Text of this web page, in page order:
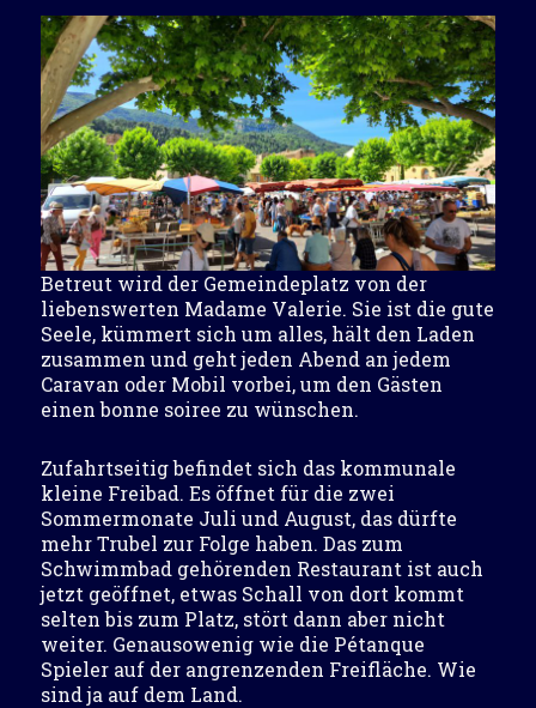
Betreut wird der Gemeindeplatz von der
liebenswerten Madame Valerie. Sie ist die gute
Seele, kümmert sich um alles, hält den Laden
zusammen und geht jeden Abend an jedem
Caravan oder Mobil vorbei, um den Gästen
einen bonne soiree zu wünschen.
Zufahrtseitig befindet sich das kommunale
kleine Freibad. Es öffnet für die zwei
Sommermonate Juli und August, das dürfte
mehr Trubel zur Folge haben. Das zum
Schwimmbad gehörenden Restaurant ist auch
jetzt geöffnet, etwas Schall von dort kommt
selten bis zum Platz, stört dann aber nicht
weiter. Genausowenig wie die Pétanque
Spieler auf der angrenzenden Freifläche. Wie
sind ja auf dem Land.